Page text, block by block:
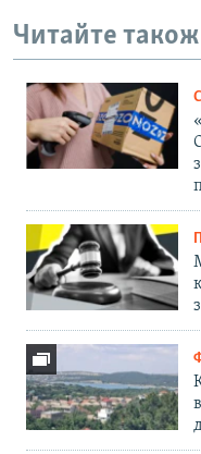
Читайте також